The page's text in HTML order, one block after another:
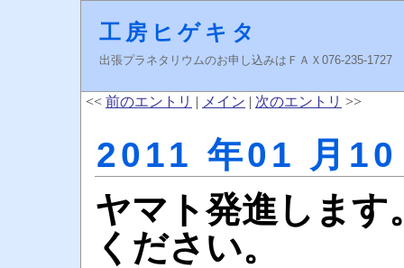
工房ヒゲキタ
出張プラネタリウムのお申し込みはＦＡＸ076-235-
<< 前のエントリ | メイン | 次のエントリ >>
2011 年01 月
ヤマト発進します
ください。